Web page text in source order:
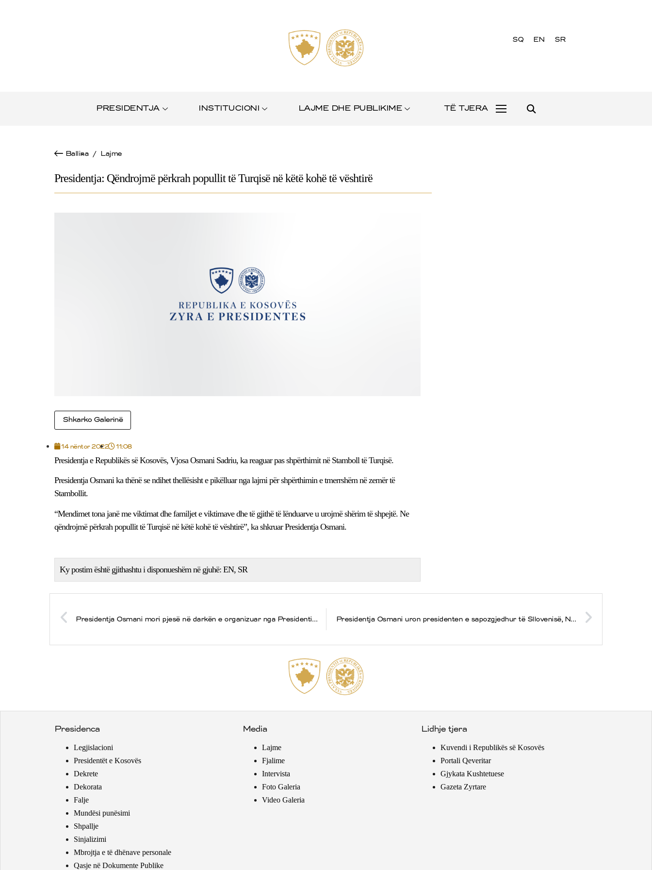
SQ EN SR
PRESIDENTJA INSTITUCIONI LAJME DHE PUBLIKIME TË TJERA
Ballina/ Lajme
Presidentja: Qëndrojmë përkrah popullit të Turqisë në këtë kohë të vështirë
Shkarko Galerinë
14 nëntor 2022 11:08
Presidentja e Republikës së Kosovës, Vjosa Osmani Sadriu, ka reaguar pas shpërthimit në Stamboll të Turqisë.
Presidentja Osmani ka thënë se ndihet thellësisht e pikëlluar nga lajmi për shpërthimin e tmerrshëm në zemër të
Stambollit.
“Mendimet tona janë me viktimat dhe familjet e viktimave dhe të gjithë të lënduarve u urojmë shërim të shpejtë. Ne
qëndrojmë përkrah popullit të Turqisë në këtë kohë të vështirë”, ka shkruar Presidentja Osmani.
Ky postim është gjithashtu i disponueshëm në gjuhë: EN SR
Presidentja Osmani mori pjesë në darkën e organizuar nga Presidenti Emmanuel Macron Presidentja Osmani uron presidenten e sapozgjedhur të Sllovenisë, Nataša Pirc Musar
Presidenca
Legjislacioni
Presidentët e Kosovës
Dekrete
Dekorata
Falje
Mundësi punësimi
Shpallje
Sinjalizimi
Mbrojtja e të dhënave personale
Qasje në Dokumente Publike
Media
Lajme
Fjalime
Intervista
Foto Galeria
Video Galeria
Lidhje tjera
Kuvendi i Republikës së Kosovës
Portali Qeveritar
Gjykata Kushtetuese
Gazeta Zyrtare